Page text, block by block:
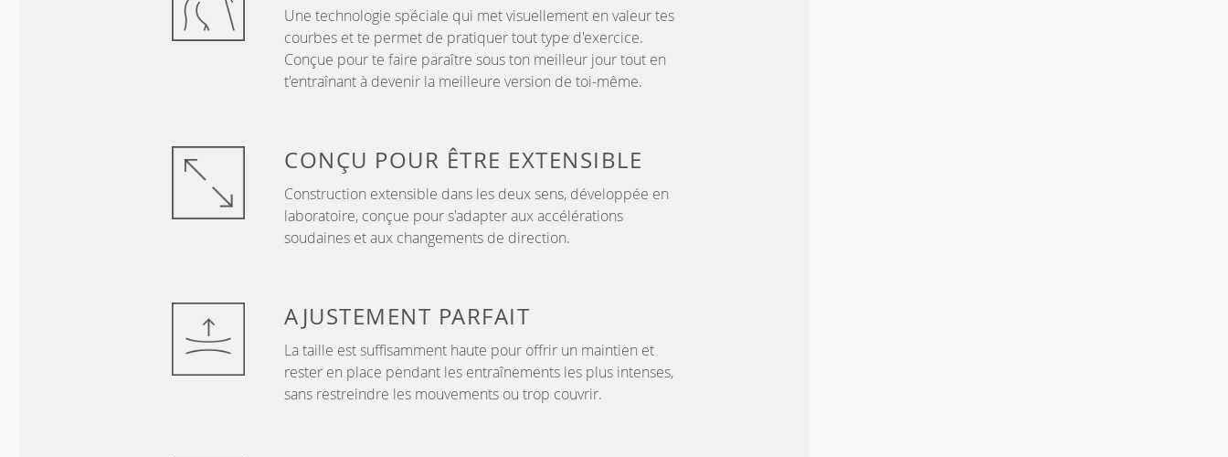
Une technologie spéciale qui met visuellement en valeur tes
courbes et te permet de pratiquer tout type d'exercice.
Conçue pour te faire paraître sous ton meilleur jour tout en
t'entraînant à devenir la meilleure version de toi-même.
CONÇU POUR ÊTRE EXTENSIBLE
Construction extensible dans les deux sens, développée en
laboratoire, conçue pour s'adapter aux accélérations
soudaines et aux changements de direction.
AJUSTEMENT PARFAIT
La taille est suffisamment haute pour offrir un maintien et
rester en place pendant les entraînements les plus intenses,
sans restreindre les mouvements ou trop couvrir.